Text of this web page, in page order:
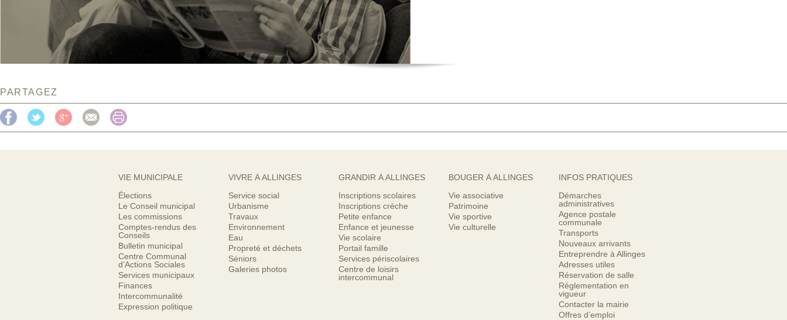
PARTAGEZ
VIE MUNICIPALE
Élections
Le Conseil municipal
Les commissions
Comptes-rendus des
Conseils
Bulletin municipal
Centre Communal
d’Actions Sociales
Services municipaux
Finances
Intercommunalité
Expression politique
VIVRE À ALLINGES
Service social
Urbanisme
Travaux
Environnement
Eau
Propreté et déchets
Séniors
Galeries photos
GRANDIR À ALLINGES
Inscriptions scolaires
Inscriptions crèche
Petite enfance
Enfance et jeunesse
Vie scolaire
Portail famille
Services périscolaires
Centre de loisirs
intercommunal
BOUGER À ALLINGES
Vie associative
Patrimoine
Vie sportive
Vie culturelle
INFOS PRATIQUES
Démarches
administratives
Agence postale
communale
Transports
Nouveaux arrivants
Entreprendre à Allinges
Adresses utiles
Réservation de salle
Réglementation en
vigueur
Contacter la mairie
Offres d’emploi